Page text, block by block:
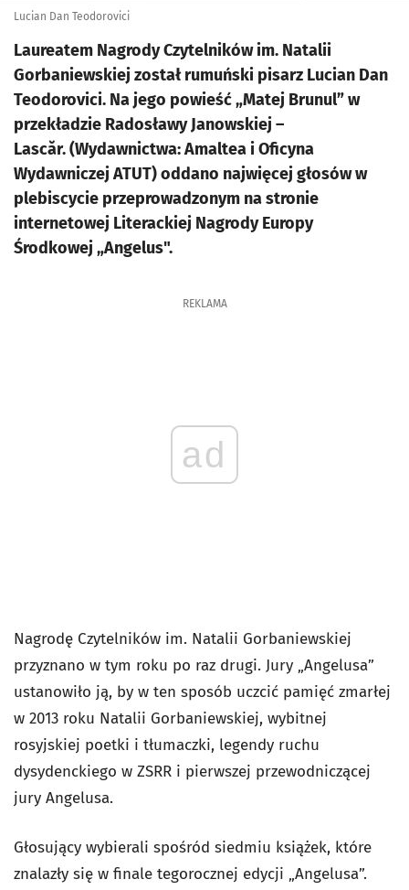
Lucian Dan Teodorovici
Laureatem Nagrody Czytelników im. Natalii
Gorbaniewskiej został rumuński pisarz Lucian Dan
Teodorovici. Na jego powieść „Matej Brunul” w
przekładzie Radosławy Janowskiej –
Lascăr. (Wydawnictwa: Amaltea i Oficyna
Wydawniczej ATUT) oddano najwięcej głosów w
plebiscycie przeprowadzonym na stronie
internetowej Literackiej Nagrody Europy
Środkowej „Angelus".
REKLAMA
ad
Nagrodę Czytelników im. Natalii Gorbaniewskiej
przyznano w tym roku po raz drugi. Jury „Angelusa”
ustanowiło ją, by w ten sposób uczcić pamięć zmarłej
w 2013 roku Natalii Gorbaniewskiej, wybitnej
rosyjskiej poetki i tłumaczki, legendy ruchu
dysydenckiego w ZSRR i pierwszej przewodniczącej
jury Angelusa.
Głosujący wybierali spośród siedmiu książek, które
znalazły się w finale tegorocznej edycji „Angelusa”.